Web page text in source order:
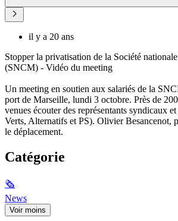
il y a 20 ans
Stopper la privatisation de la Société
(SNCM) - Vidéo du meeting
Un meeting en soutien aux salariés de la
port de Marseille, lundi 3 octobre. Près de
venues écouter des représentants syndicaux
Verts, Alternatifs et PS). Olivier Besancenot,
le déplacement.
Catégorie
🗞
News
Voir moins